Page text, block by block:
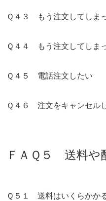
Ｑ４３ もう注文してしま
Ｑ４４ もう注文してしま
Ｑ４５ 電話注文したい
Ｑ４６ 注文をキャンセル
ＦＡＱ５ 送料や
Ｑ５１ 送料はいくらかか